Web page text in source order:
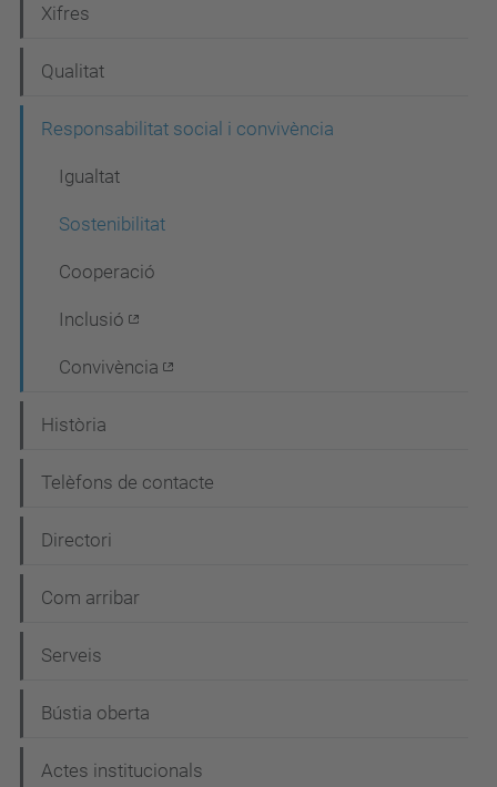
g
a
Xifres
Qualitat
Responsabilitat social i convivència
Igualtat
Sostenibilitat
Cooperació
Inclusió
Convivència
Història
Telèfons de contacte
Directori
Com arribar
Serveis
Bústia oberta
Actes institucionals